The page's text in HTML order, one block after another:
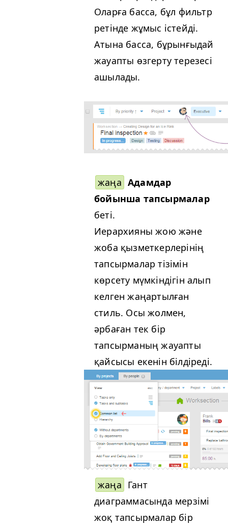
Оларға басса, бұл фильтр
ретінде жұмыс істейді.
Атына басса, бұрынғыдай
жауапты өзгерту терезесі
ашылады.
жаңа Адамдар
бойынша тапсырмалар
беті.
Иерархияны жою және
жоба қызметкерлерінің
тапсырмалар тізімін
көрсету мүмкіндігін алып
келген жаңартылған
стиль. Осы жолмен,
әрбаған тек бір
тапсырманың жауапты
қайсысы екенін білдіреді.
жаңа Гант
диаграммасында мерзімі
жоқ тапсырмалар бір